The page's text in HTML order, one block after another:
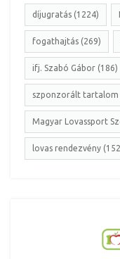
díjugratás (1224)
fogathajtás (269)
ifj. Szabó Gábor (186)
szponzorált tartalom
Magyar Lovassport
lovas rendezvény